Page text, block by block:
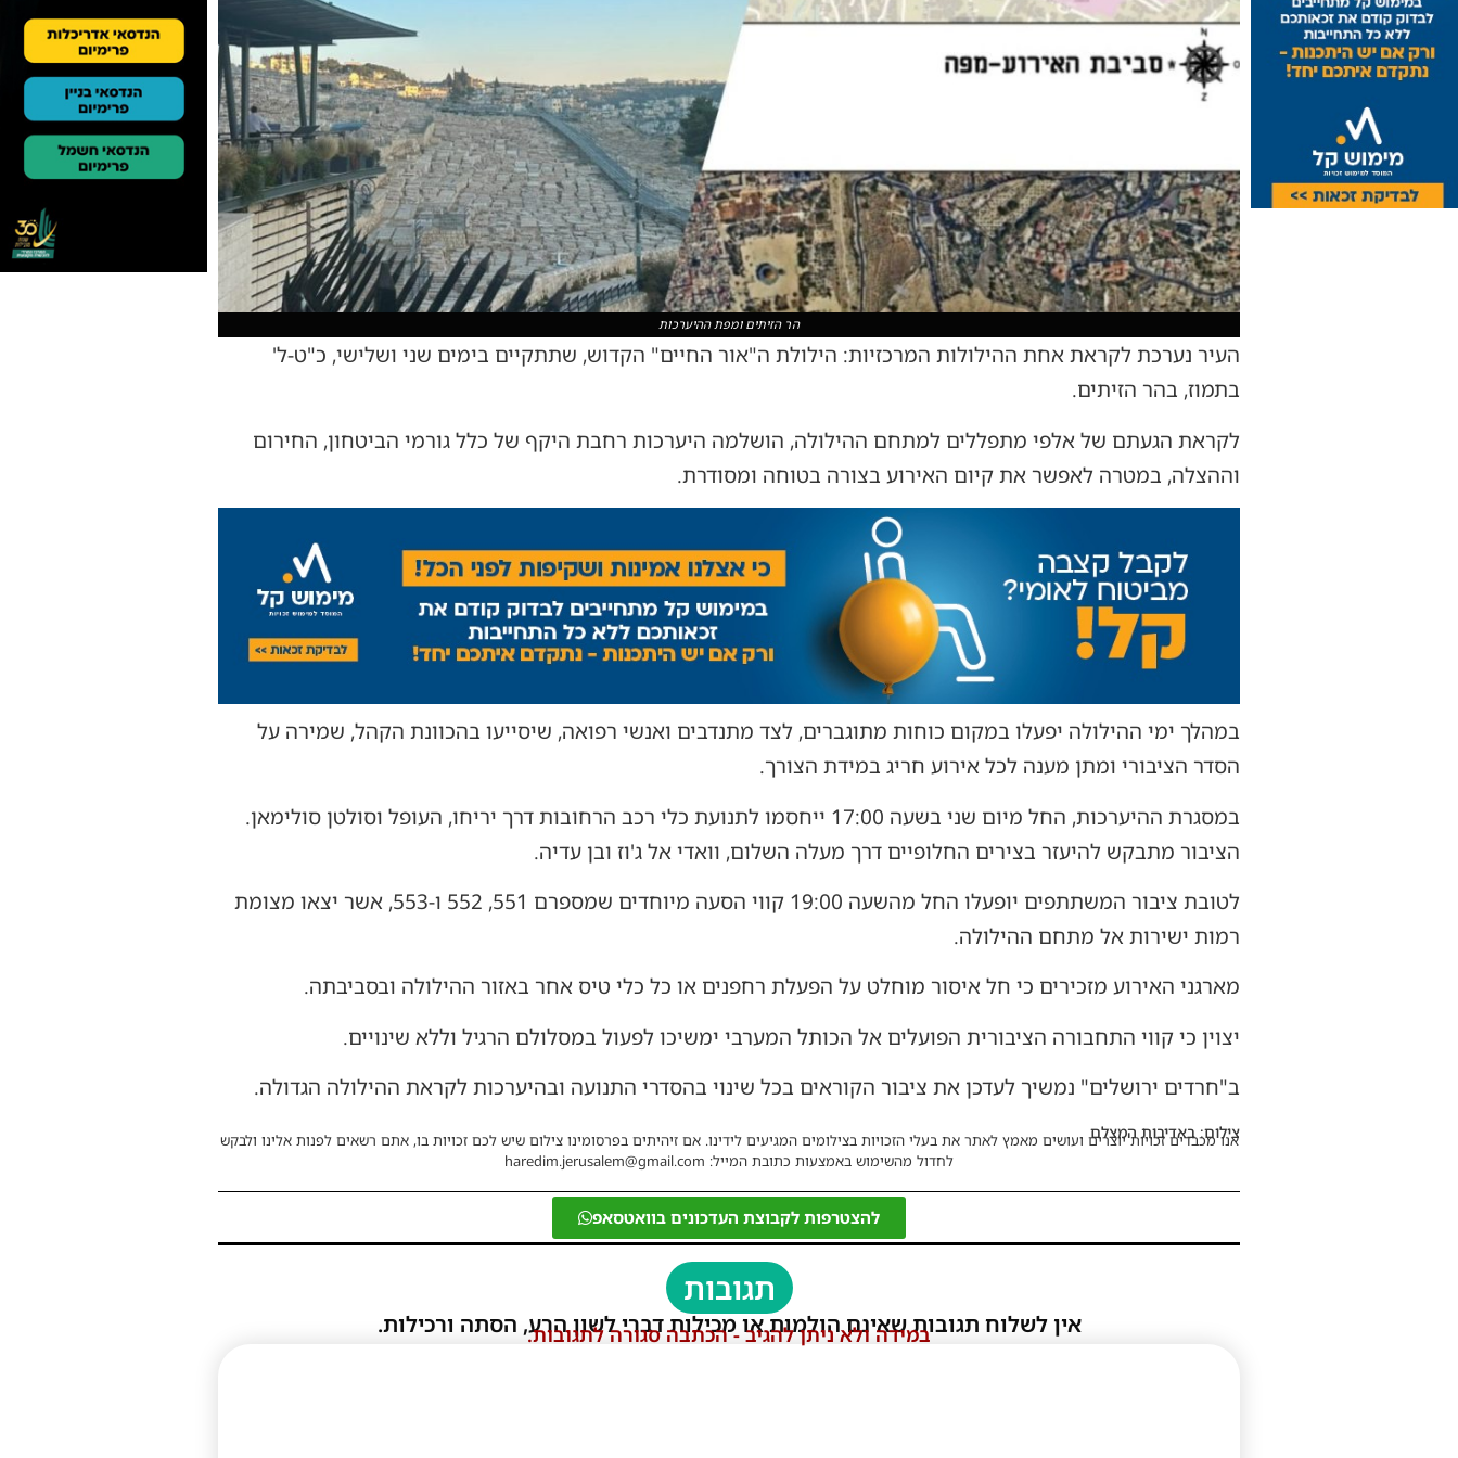
הר הזיתים ומפת ההיערכות
העיר נערכת לקראת אחת ההילולות המרכזיות: הילולת ה"אור החיים" הקדוש, שתתקיים בימים שני ושלישי, כ"ט-ל'
בתמוז, בהר הזיתים.
לקראת הגעתם של אלפי מתפללים למתחם ההילולה, הושלמה היערכות רחבת היקף של כלל גורמי הביטחון, החירום
וההצלה, במטרה לאפשר את קיום האירוע בצורה בטוחה ומסודרת.
במהלך ימי ההילולה יפעלו במקום כוחות מתוגברים, לצד מתנדבים ואנשי רפואה, שיסייעו בהכוונת הקהל, שמירה על
הסדר הציבורי ומתן מענה לכל אירוע חריג במידת הצורך.
במסגרת ההיערכות, החל מיום שני בשעה 17:00 ייחסמו לתנועת כלי רכב הרחובות דרך יריחו, העופל וסולטן סולימאן.
הציבור מתבקש להיעזר בצירים החלופיים דרך מעלה השלום, וואדי אל ג'וז ובן עדיה.
לטובת ציבור המשתתפים יופעלו החל מהשעה 19:00 קווי הסעה מיוחדים שמספרם 551, 552 ו-553, אשר יצאו מצומת
רמות ישירות אל מתחם ההילולה.
מארגני האירוע מזכירים כי חל איסור מוחלט על הפעלת רחפנים או כל כלי טיס אחר באזור ההילולה ובסביבתה.
יצוין כי קווי התחבורה הציבורית הפועלים אל הכותל המערבי ימשיכו לפעול במסלולם הרגיל וללא שינויים.
ב"חרדים ירושלים" נמשיך לעדכן את ציבור הקוראים בכל שינוי בהסדרי התנועה ובהיערכות לקראת ההילולה הגדולה.
צילום: באדיבות המצלם
אנו מכבדים זכויות יוצרים ועושים מאמץ לאתר את בעלי הזכויות בצילומים המגיעים לידינו. אם זיהיתים בפרסומינו צילום שיש לכם זכויות בו, אתם רשאים לפנות אלינו ולבקש
לחדול מהשימוש באמצעות כתובת המייל: haredim.jerusalem@gmail.com
להצטרפות לקבוצת העדכונים בוואטסאפ
תגובות
אין לשלוח תגובות שאינם הולמות או מכילות דברי לשון הרע, הסתה ורכילות.
במידה ולא ניתן להגיב - הכתבה סגורה לתגובות.